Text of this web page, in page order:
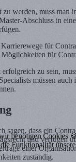
werden, muss man
Abschluss in
für
für
zu sein,
müssen
sagen, dass ein
und verfügen
einer
zuständig.
benötigen Cookies
Funktionalität